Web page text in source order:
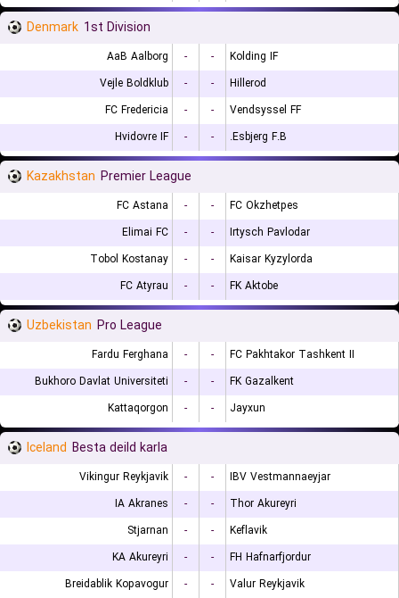
Denmark 1st Division
AaB Aalborg - -
Kolding IF
Vejle Boldklub
- -
Hillerod
FC Fredericia
- -
Vendsyssel FF
Hvidovre IF
- - Esbjerg F.B.
Kazakhstan Premier League
FC Astana - -
FC Okzhetpes
Elimai FC
- -
Irtysch Pavlodar
Tobol Kostanay
- -
Kaisar Kyzylorda
FC Atyrau
- - FK Aktobe
Uzbekistan Pro League
Fardu Ferghana - -
FC Pakhtakor Tashkent II
Bukhoro Davlat Universiteti
- -
FK Gazalkent
Kattaqorgon
- - Jayxun
Iceland Besta deild karla
Vikingur Reykjavik - -
IBV Vestmannaeyjar
IA Akranes
- -
Thor Akureyri
Stjarnan
- -
Keflavik
KA Akureyri
- -
FH Hafnarfjordur
Breidablik Kopavogur
- - Valur Reykjavik